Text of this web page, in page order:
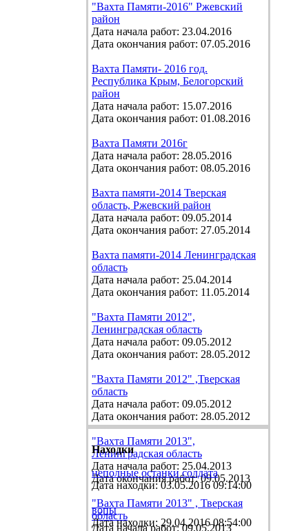
"Вахта Памяти-2016" Ржевский
район
Дата начала работ: 23.04.2016
Дата окончания работ: 07.05.2016
Вахта Памяти- 2016 год.
Республика Крым, Белогорский
район
Дата начала работ: 15.07.2016
Дата окончания работ: 01.08.2016
Вахта Памяти 2016г
Дата начала работ: 28.05.2016
Дата окончания работ: 08.05.2016
Вахта памяти-2014 Тверская
область, Ржевский район
Дата начала работ: 09.05.2014
Дата окончания работ: 27.05.2014
Вахта памяти-2014 Ленинградская
область
Дата начала работ: 25.04.2014
Дата окончания работ: 11.05.2014
"Вахта Памяти 2012",
Ленинградская область
Дата начала работ: 09.05.2012
Дата окончания работ: 28.05.2012
"Вахта Памяти 2012" ,Тверская
область
Дата начала работ: 09.05.2012
Дата окончания работ: 28.05.2012
"Вахта Памяти 2013",
Ленинградская область
Дата начала работ: 25.04.2013
Дата окончания работ: 09.05.2013
"Вахта Памяти 2013" , Тверская
область
Дата начала работ: 09.05.2013
Находки
неполные останки солдата
Дата находки: 03.05.2016 09:14:00
вопы
Дата находки: 29.04.2016 08:54:00